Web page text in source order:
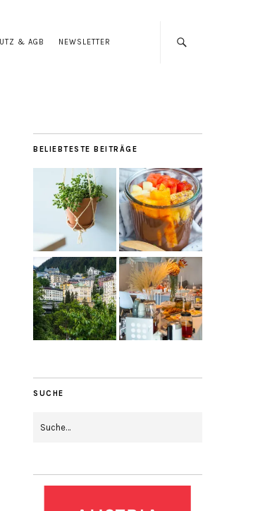
& AGB NEWSLETTER
BELIEBTESTE BEITRÄGE
SUCHE